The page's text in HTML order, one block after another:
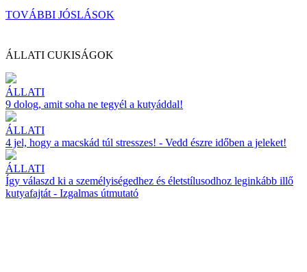
TOVÁBBI JÓSLÁSOK
ÁLLATI CUKISÁGOK
ÁLLATI
9 dolog, amit soha ne tegyél a kutyáddal!
ÁLLATI
4 jel, hogy a macskád túl stresszes! - Vedd észre időben a jeleket!
ÁLLATI
Így válaszd ki a személyiségedhez és életstílusodhoz leginkább illő
kutyafajtát - Izgalmas útmutató